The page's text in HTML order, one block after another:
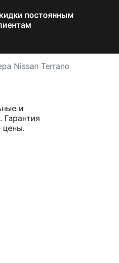
постоянным
Nissan Terrano
и
цены.